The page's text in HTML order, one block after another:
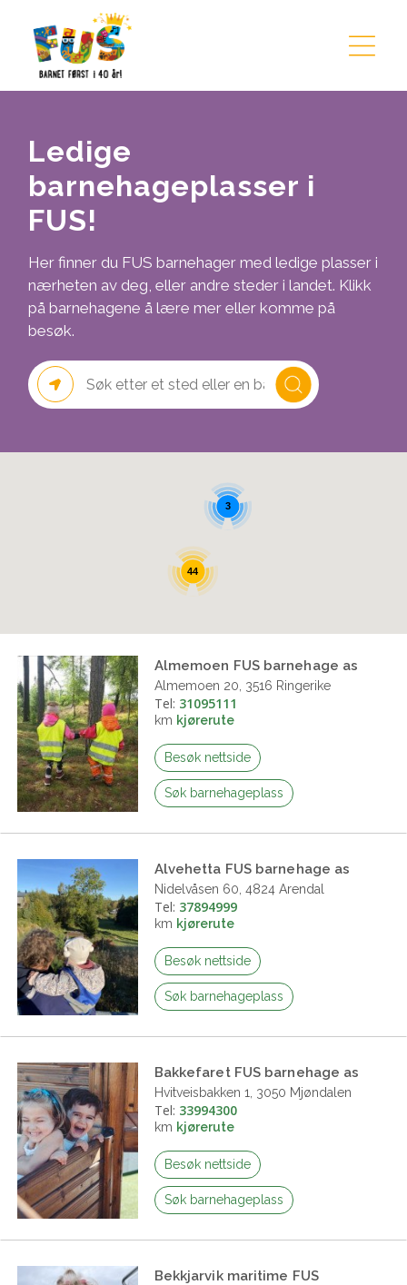
Hopp til innhold
Ledige
barnehageplasser i
FUS!
Her finner du FUS barnehager med ledige plasser i
nærheten av deg, eller andre steder i landet. Klikk
på barnehagene å lære mer eller komme på
besøk.
44
3
Almemoen FUS barnehage as
Almemoen 20, 3516 Ringerike
Tel: 31095111
km kjørerute
Besøk nettside
Søk barnehageplass
Alvehetta FUS barnehage as
Nidelvåsen 60, 4824 Arendal
Tel: 37894999
km kjørerute
Besøk nettside
Søk barnehageplass
Bakkefaret FUS barnehage as
Hvitveisbakken 1, 3050 Mjøndalen
Tel: 33994300
km kjørerute
Besøk nettside
Søk barnehageplass
Bekkjarvik maritime FUS